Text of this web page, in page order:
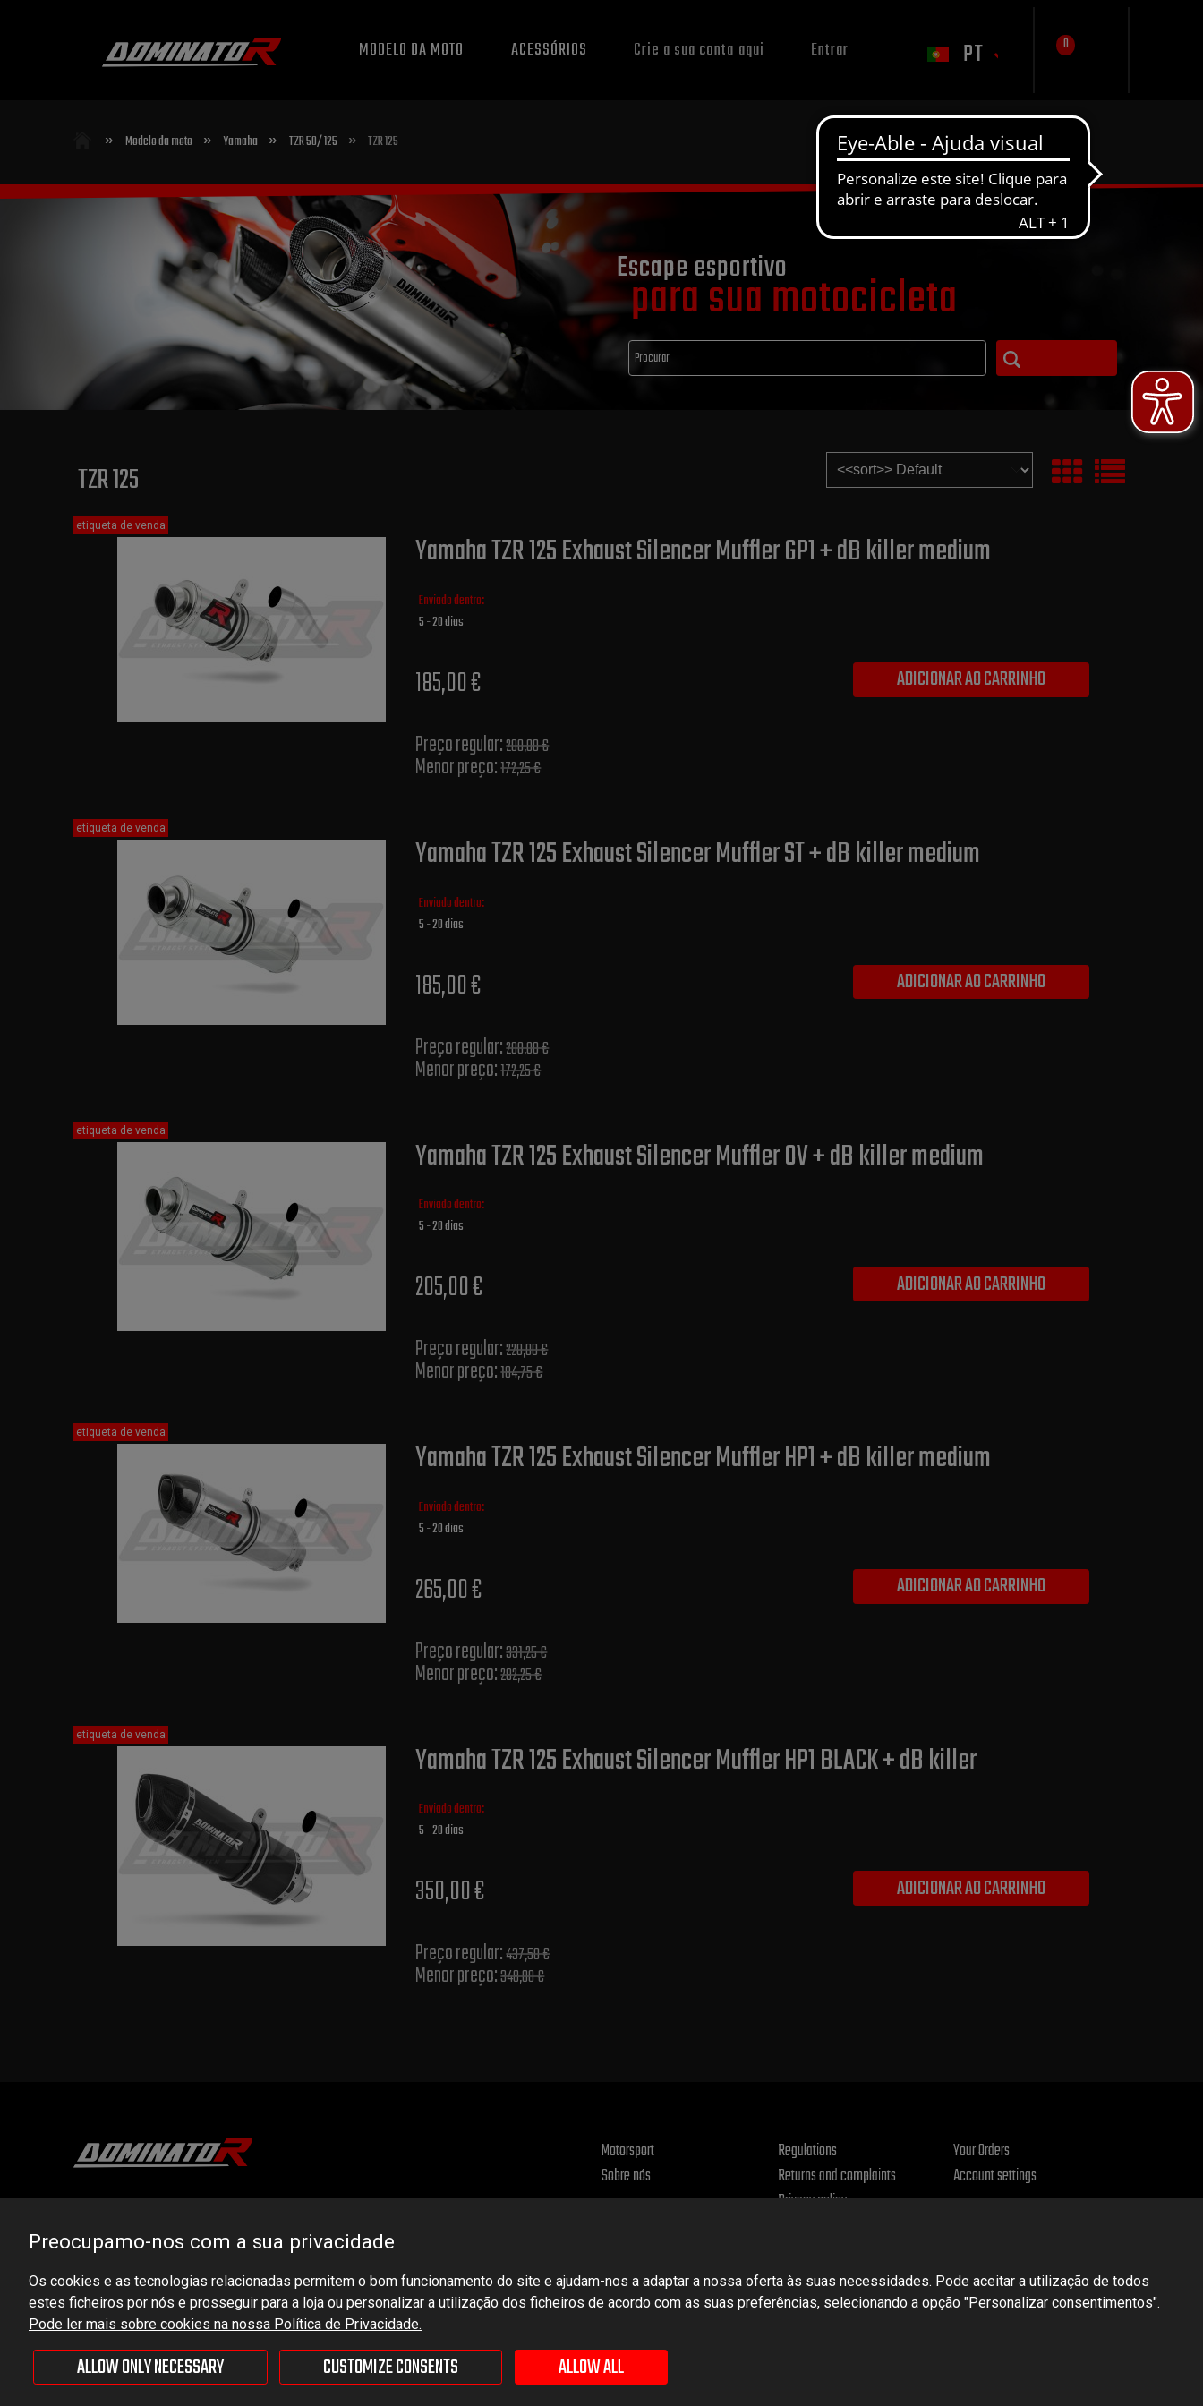
MODELO DA MOTO ACESSÓRIOS Crie a sua conta aqui Entrar PT 0
» Modelo da moto » Yamaha » TZR 50/ 125 » TZR 125
Escape esportivo
para sua motocicleta
TZR 125
Yamaha TZR 125 Exhaust Silencer Muffler GP1 + dB killer medium
Enviado dentro:
5 - 20 dias
185,00 €
Preço regular:200,00 €
Menor preço:172,25 €
ADICIONAR AO CARRINHO
etiqueta de venda
Yamaha TZR 125 Exhaust Silencer Muffler ST + dB killer medium
Enviado dentro:
5 - 20 dias
185,00 €
Preço regular:200,00 €
Menor preço:172,25 €
ADICIONAR AO CARRINHO
etiqueta de venda
Yamaha TZR 125 Exhaust Silencer Muffler OV + dB killer medium
Enviado dentro:
5 - 20 dias
205,00 €
Preço regular:220,00 €
Menor preço:184,75 €
ADICIONAR AO CARRINHO
etiqueta de venda
Yamaha TZR 125 Exhaust Silencer Muffler HP1 + dB killer medium
Enviado dentro:
5 - 20 dias
265,00 €
Preço regular:331,25 €
Menor preço:282,25 €
ADICIONAR AO CARRINHO
etiqueta de venda
Yamaha TZR 125 Exhaust Silencer Muffler HP1 BLACK + dB killer
Enviado dentro:
5 - 20 dias
350,00 €
Preço regular:437,50 €
Menor preço:348,00 €
ADICIONAR AO CARRINHO
etiqueta de venda
Ludowa 59, 43-514 Kaniów, POLAND
dominator@dominator.pl
Motorsport
Sobre nós
Regulations
Returns and complaints
Privacy policy
Your Orders
Account settings
Preocupamo-nos com a sua privacidade
Os cookies e as tecnologias relacionadas permitem o bom funcionamento do site e ajudam-nos a adaptar a nossa oferta às suas necessidades. Pode aceitar a utilização de todos
estes ficheiros por nós e prosseguir para a loja ou personalizar a utilização dos ficheiros de acordo com as suas preferências, selecionando a opção "Personalizar consentimentos".
Pode ler mais sobre cookies na nossa Política de Privacidade.
ALLOW ONLY NECESSARY CUSTOMIZE CONSENTS ALLOW ALL